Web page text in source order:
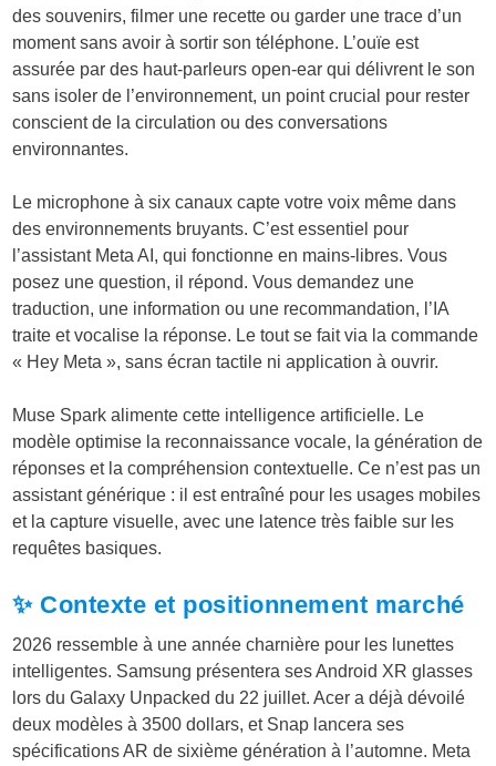
des souvenirs, filmer une recette ou garder une trace d’un
moment sans avoir à sortir son téléphone. L’ouïe est
assurée par des haut-parleurs open-ear qui délivrent le son
sans isoler de l’environnement, un point crucial pour rester
conscient de la circulation ou des conversations
environnantes.
Le microphone à six canaux capte votre voix même dans
des environnements bruyants. C’est essentiel pour
l’assistant Meta AI, qui fonctionne en mains-libres. Vous
posez une question, il répond. Vous demandez une
traduction, une information ou une recommandation, l’IA
traite et vocalise la réponse. Le tout se fait via la commande
« Hey Meta », sans écran tactile ni application à ouvrir.
Muse Spark alimente cette intelligence artificielle. Le
modèle optimise la reconnaissance vocale, la génération de
réponses et la compréhension contextuelle. Ce n’est pas un
assistant générique : il est entraîné pour les usages mobiles
et la capture visuelle, avec une latence très faible sur les
requêtes basiques.
✨ Contexte et positionnement marché
2026 ressemble à une année charnière pour les lunettes
intelligentes. Samsung présentera ses Android XR glasses
lors du Galaxy Unpacked du 22 juillet. Acer a déjà dévoilé
deux modèles à 3500 dollars, et Snap lancera ses
spécifications AR de sixième génération à l’automne. Meta